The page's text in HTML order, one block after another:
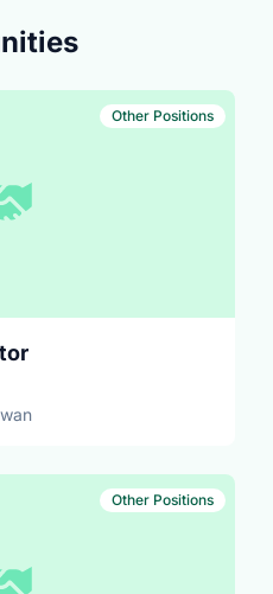
Other Positions
Other Positions